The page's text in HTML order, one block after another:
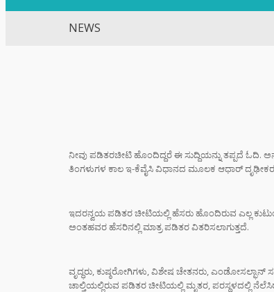
NEWS
ನೀವು ಪಡಿತರಚೀಟಿ ಹೊಂದಿದ್ದರೆ ಈ ಸುದ್ದಿಯನ್ನು ತಪ್ಪದೆ ಓದಿ.
ತಿಂಗಳುಗಳ ಕಾಲ ಇ-ಕೆವೈಸಿ ವಿಧಾನದ ಮೂಲಕ ಆಧಾರ್
ಇದರನ್ವಯ ಪಡಿತರ ಚೀಟಿಯಲ್ಲಿ ಹೆಸರು ಹೊಂದಿರುವ ಎಲ್ಲ
ಅಂತಹವರ ಹೆಸರಿನಲ್ಲಿ ಮಾತ್ರ ಪಡಿತರ ವಿತರಿಸಲಾಗುತ್ತದೆ.
ವೃದ್ಧರು, ಕುಷ್ಠರೋಗಿಗಳು, ವಿಶೇಷ ಚೇತನರು,
ಚಾಲ್ತಿಯಲ್ಲಿರುವ ಪಡಿತರ ಚೀಟಿಯಲ್ಲಿ ಮೃತರ, ಪರಸ್ಥಳದಲ್ಲಿ